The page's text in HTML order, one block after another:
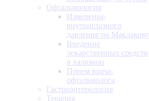
Офтальмология
Измерение
внутриглазного
давления по Маклакову
Введение
лекарственных средств
в халязион
Прием врача-
офтальмолога
Гастроэнтерология
Терапия